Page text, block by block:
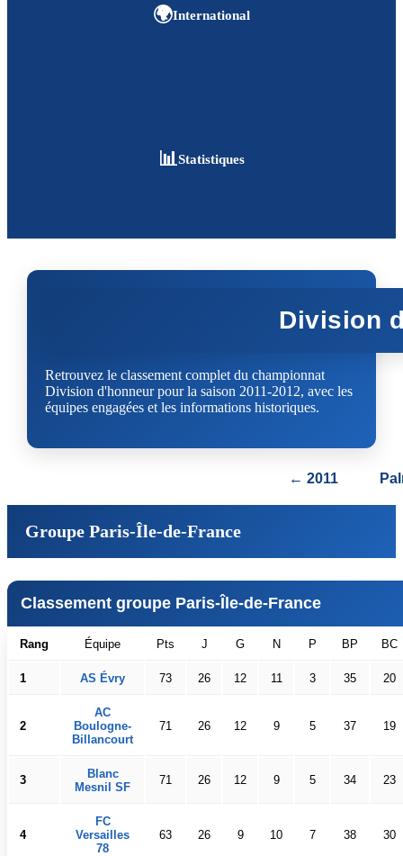
🌍International
📊Statistiques
Division
Retrouvez le classement complet du championnat
Division d'honneur pour la saison 2011-2012, avec les
équipes engagées et les informations historiques.
← 2011
Groupe Paris-Île-de-France
Classement groupe Paris-Île-de-France
Rang Équipe Pts J G N P BP BC
1 AS Évry 73 26 12 11 3 35 20
2
AC
Boulogne-
Billancourt
71 26 12 9 5 37 19
3
Blanc
Mesnil SF
71 26 12 9 5 34 23
4
FC
Versailles
78
63 26 9 10 7 38 30